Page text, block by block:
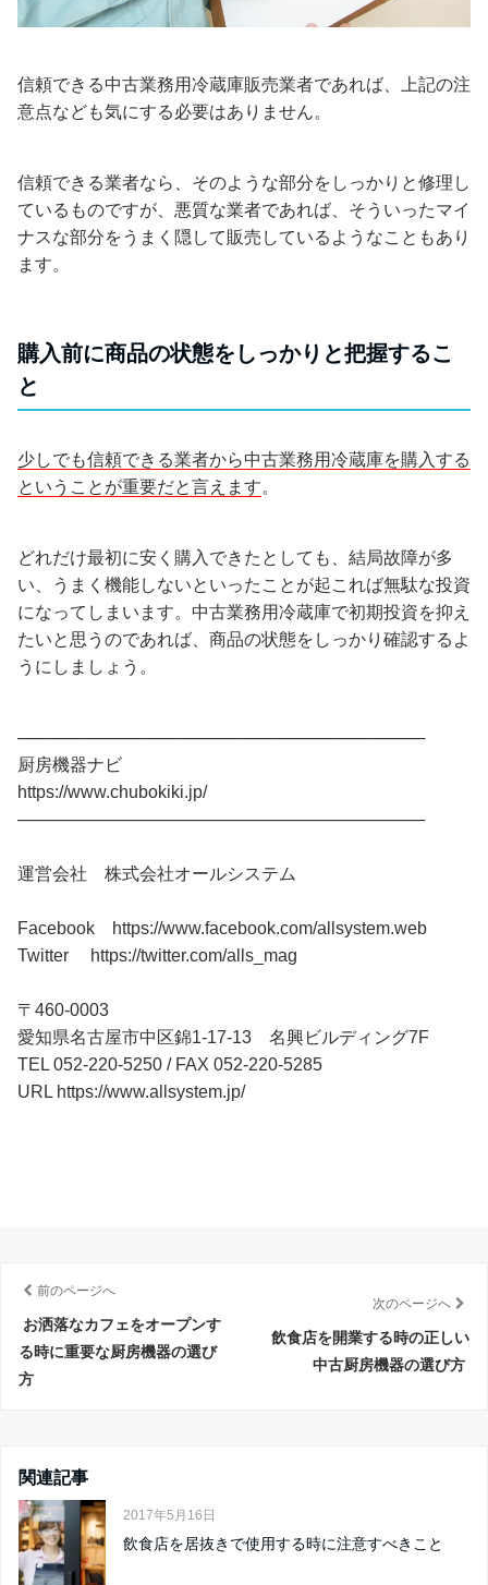
信頼できる中古業務用冷蔵庫販売業者であれば、上記の注
意点なども気にする必要はありません。
信頼できる業者なら、そのような部分をしっかりと修理し
ているものですが、悪質な業者であれば、そういったマイ
ナスな部分をうまく隠して販売しているようなこともあり
ます。
購入前に商品の状態をしっかりと把握するこ
と
少しでも信頼できる業者から中古業務用冷蔵庫を購入する
ということが重要だと言えます。
どれだけ最初に安く購入できたとしても、結局故障が多
い、うまく機能しないといったことが起これば無駄な投資
になってしまいます。中古業務用冷蔵庫で初期投資を抑え
たいと思うのであれば、商品の状態をしっかり確認するよ
うにしましょう。
──────────────────────────────────
厨房機器ナビ
https://www.chubokiki.jp/
──────────────────────────────────
運営会社 株式会社オールシステム
Facebook https://www.facebook.com/allsystem.web
Twitter https://twitter.com/alls_mag
〒460-0003
愛知県名古屋市中区錦1-17-13 名興ビルディング7F
TEL 052-220-5250 / FAX 052-220-5285
URL https://www.allsystem.jp/
前のページへ
お洒落なカフェをオープンす
る時に重要な厨房機器の選び
方
次のページへ
飲食店を開業する時の正しい
中古厨房機器の選び方
関連記事
2017年5月16日
飲食店を居抜きで使用する時に注意すべきこと